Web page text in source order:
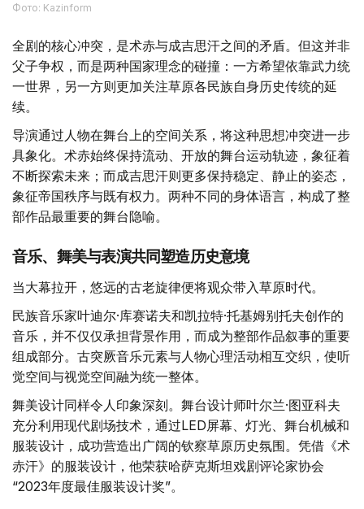
Фото: Kazinform
全剧的核心冲突，是术赤与成吉思汗之间的矛盾。但这并非
父子争权，而是两种国家理念的碰撞：一方希望依靠武力统
一世界，另一方则更加关注草原各民族自身历史传统的延
续。
导演通过人物在舞台上的空间关系，将这种思想冲突进一步
具象化。术赤始终保持流动、开放的舞台运动轨迹，象征着
不断探索未来；而成吉思汗则更多保持稳定、静止的姿态，
象征帝国秩序与既有权力。两种不同的身体语言，构成了整
部作品最重要的舞台隐喻。
音乐、舞美与表演共同塑造历史意境
当大幕拉开，悠远的古老旋律便将观众带入草原时代。
民族音乐家叶迪尔·库赛诺夫和凯拉特·托基姆别托夫创作的
音乐，并不仅仅承担背景作用，而成为整部作品叙事的重要
组成部分。古突厥音乐元素与人物心理活动相互交织，使听
觉空间与视觉空间融为统一整体。
舞美设计同样令人印象深刻。舞台设计师叶尔兰·图亚科夫
充分利用现代剧场技术，通过LED屏幕、灯光、舞台机械和
服装设计，成功营造出广阔的钦察草原历史氛围。凭借《术
赤汗》的服装设计，他荣获哈萨克斯坦戏剧评论家协会
“2023年度最佳服装设计奖”。